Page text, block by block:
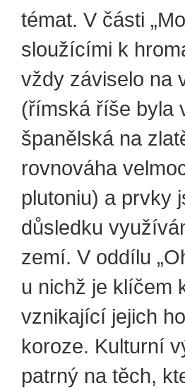
témat. V části
sloužícími k
vždy záviselo na
(římská říše byla
španělská na
rovnováha
plutoniu) a prvky
důsledku
zemí. V oddílu
u nichž je klíčem
vznikající jejich
koroze. Kulturní
patrný na těch,